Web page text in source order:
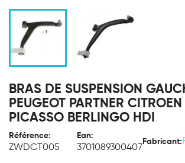
BRAS DE SUSPENSION
PEUGEOT PARTNER
PICASSO BERLINGO HDI
Référence:
ZWDCT005
Ean:
3701089300407
Fabricant: